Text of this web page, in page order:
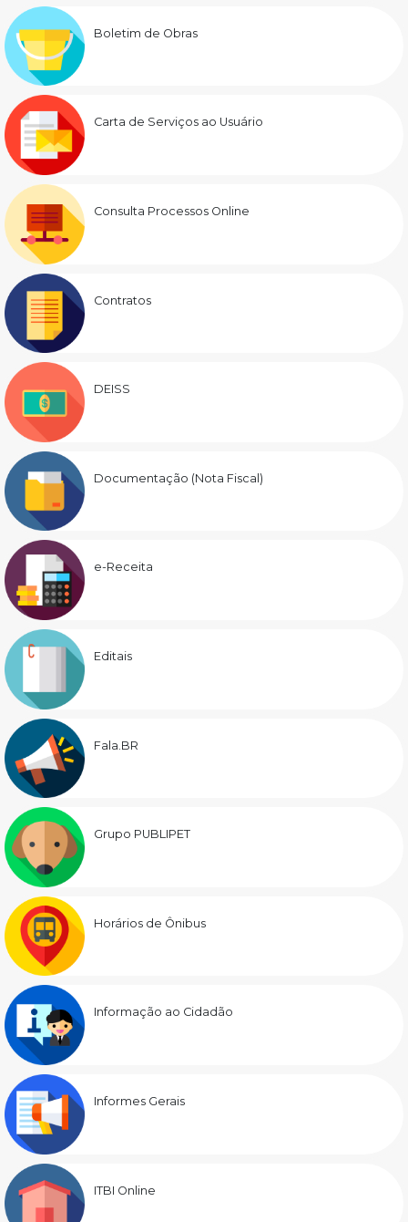
Boletim de Obras
Carta de Serviços ao Usuário
Consulta Processos Online
Contratos
DEISS
Documentação (Nota Fiscal)
e-Receita
Editais
Fala.BR
Grupo PUBLIPET
Horários de Ônibus
Informação ao Cidadão
Informes Gerais
ITBI Online